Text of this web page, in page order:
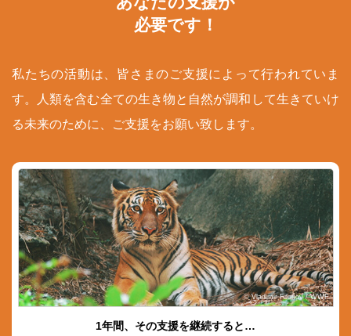
必要です！
私たちの活動は、皆さまのご支援によって行われていま
す。人類を含む全ての生き物と自然が調和して生きていけ
る未来のために、ご支援をお願い致します。
© Vladimir Filonov / WWF
1年間、その支援を継続すると…